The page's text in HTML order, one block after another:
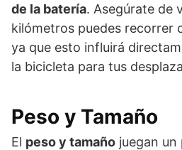
de la batería. Asegúrate de
kilómetros puedes recorrer
ya que esto influirá
la bicicleta para tus
Peso y Tamaño
El peso y tamaño juegan